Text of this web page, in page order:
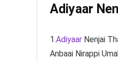
Adiyaar
1.Adiyaar Nenjai
Anbaai Nirappi